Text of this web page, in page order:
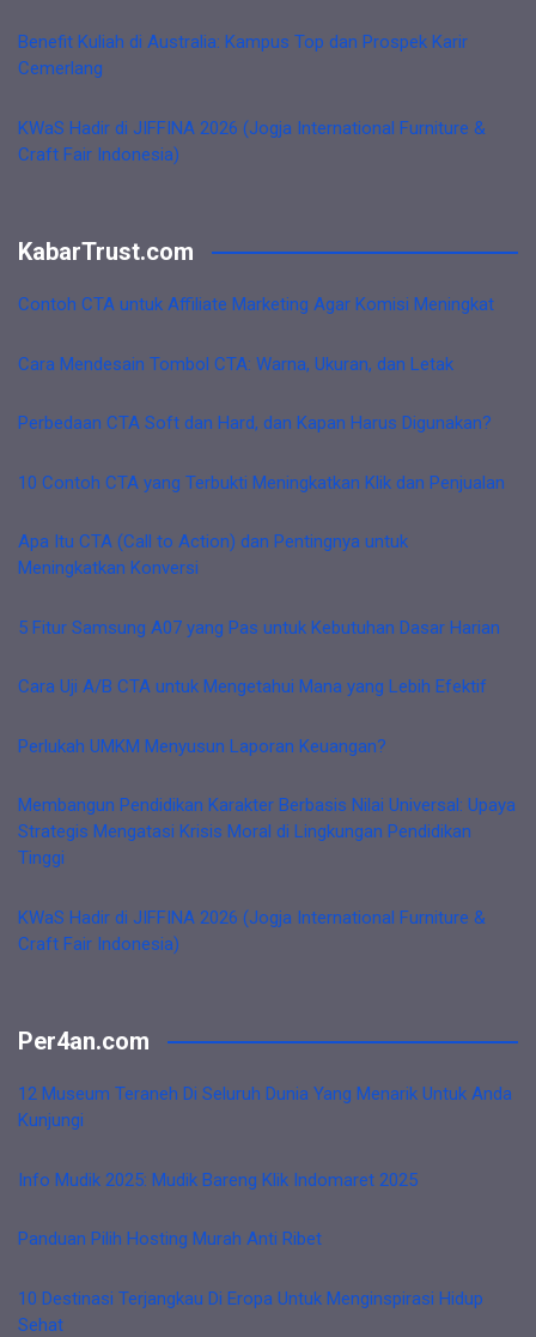
Benefit Kuliah di Australia: Kampus Top dan Prospek Karir
Cemerlang
KWaS Hadir di JIFFINA 2026 (Jogja International Furniture &
Craft Fair Indonesia)
KabarTrust.com
Contoh CTA untuk Affiliate Marketing Agar Komisi Meningkat
Cara Mendesain Tombol CTA: Warna, Ukuran, dan Letak
Perbedaan CTA Soft dan Hard, dan Kapan Harus Digunakan?
10 Contoh CTA yang Terbukti Meningkatkan Klik dan Penjualan
Apa Itu CTA (Call to Action) dan Pentingnya untuk
Meningkatkan Konversi
5 Fitur Samsung A07 yang Pas untuk Kebutuhan Dasar Harian
Cara Uji A/B CTA untuk Mengetahui Mana yang Lebih Efektif
Perlukah UMKM Menyusun Laporan Keuangan?
Membangun Pendidikan Karakter Berbasis Nilai Universal: Upaya
Strategis Mengatasi Krisis Moral di Lingkungan Pendidikan
Tinggi
KWaS Hadir di JIFFINA 2026 (Jogja International Furniture &
Craft Fair Indonesia)
Per4an.com
12 Museum Teraneh Di Seluruh Dunia Yang Menarik Untuk Anda
Kunjungi
Info Mudik 2025: Mudik Bareng Klik Indomaret 2025
Panduan Pilih Hosting Murah Anti Ribet
10 Destinasi Terjangkau Di Eropa Untuk Menginspirasi Hidup
Sehat